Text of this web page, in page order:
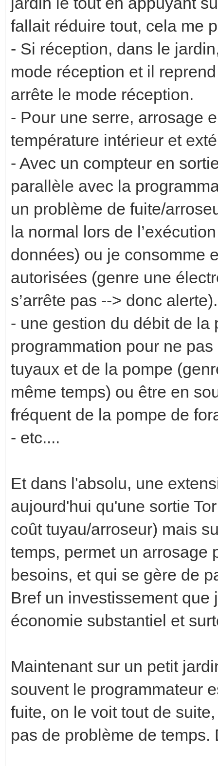
fallait réduire tout, cela me
- Si réception, dans le
mode réception et il
arrête le mode réception.
- Pour une serre, arrosage
température intérieur et
- Avec un compteur en
parallèle avec la
un problème de fuite/
la normal lors de
données) ou je consomme
autorisées (genre une
s’arrête pas --> donc alerte).
- une gestion du débit de la
programmation pour ne
tuyaux et de la pompe
même temps) ou être en
fréquent de la pompe de
- etc....
Et dans l'absolu, une
aujourd'hui qu'une sortie
coût tuyau/arroseur) mais
temps, permet un arrosage
besoins, et qui se gère de
Bref un investissement que
économie substantiel et
Maintenant sur un petit
souvent le programmateur
fuite, on le voit tout de
pas de problème de temps.